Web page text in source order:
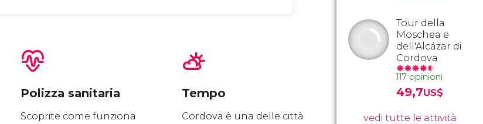
Polizza sanitaria
Scoprite come funziona
Tempo
Cordova è una delle città
Tour della
Moschea e
dell'Alcázar di
Cordova
117 opinioni
49,7US$
vedi tutte le attività